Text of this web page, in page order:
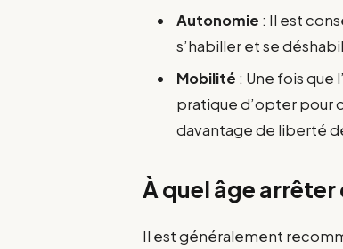
Autonomie : Il est
s’habiller et se
Mobilité : Une fois que
pratique d’opter pour
davantage de liberté
À quel âge
Il est généralement